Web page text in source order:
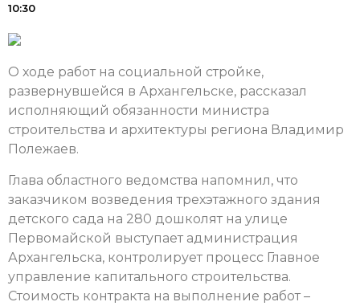
10:30
О ходе работ на социальной стройке,
развернувшейся в Архангельске, рассказал
исполняющий обязанности министра
строительства и архитектуры региона Владимир
Полежаев.
Глава областного ведомства напомнил, что
заказчиком возведения трехэтажного здания
детского сада на 280 дошколят на улице
Первомайской выступает администрация
Архангельска, контролирует процесс Главное
управление капитального строительства.
Стоимость контракта на выполнение работ –